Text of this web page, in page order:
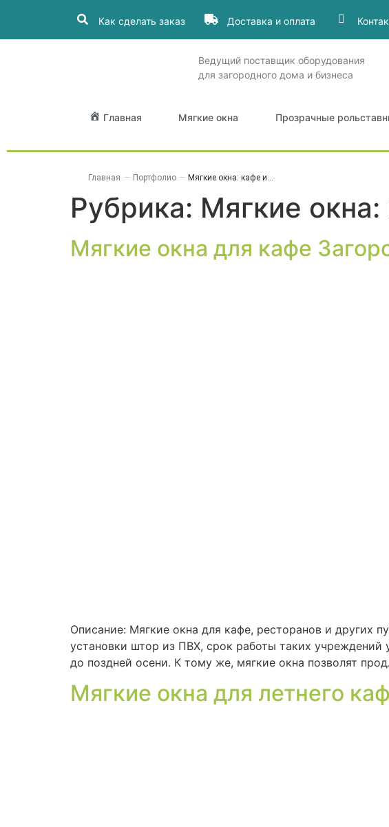
Как сделать заказ Доставка и оплата
Ведущий поставщик оборудования
для загородного дома и бизнеса
Главная Мягкие окна Прозрачные
Главная — Портфолио — Мягкие окна: кафе и...
Рубрика: Мягкие
Мягкие окна для кафе
Описание: Мягкие окна для кафе, ресторанов и других
установки штор из ПВХ, срок работы таких учреждений
до поздней осени. К тому же, мягкие окна позволят
Мягкие окна для летнего